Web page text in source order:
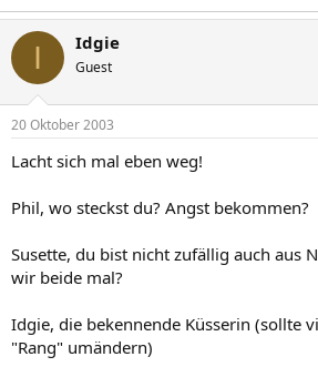
I Idgie
Guest
20 Oktober 2003
Lacht sich mal eben weg!
Phil, wo steckst du? Angst bekommen?
Susette, du bist nicht zufällig auch aus
wir beide mal?
Idgie, die bekennende Küsserin (sollte
"Rang" umändern)